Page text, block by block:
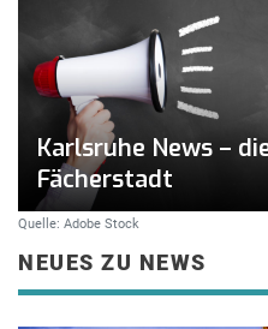
Karlsruhe News –
Fächerstadt
Quelle: Adobe Stock
NEUES ZU NEWS